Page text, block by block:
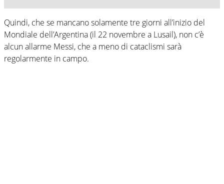
Quindi, che se mancano solamente tre giorni all’inizio del
Mondiale dell’Argentina (il 22 novembre a Lusail), non c’è
alcun allarme Messi, che a meno di cataclismi sarà
regolarmente in campo.